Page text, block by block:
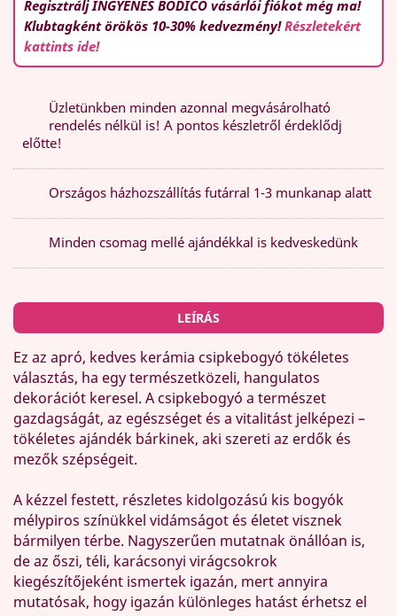
Regisztrálj INGYENES BODICO vásárlói fiókot még ma!
Klubtagként örökös 10-30% kedvezmény!Részletekért
kattints ide!
Üzletünkben minden azonnal megvásárolható
rendelés nélkül is! A pontos készletről érdeklődj
előtte!
Országos házhozszállítás futárral 1-3 munkanap alatt
Minden csomag mellé ajándékkal is kedveskedünk
LEÍRÁS
Ez az apró, kedves kerámia csipkebogyó tökéletes
választás, ha egy természetközeli, hangulatos
dekorációt keresel. A csipkebogyó a természet
gazdagságát, az egészséget és a vitalitást jelképezi –
tökéletes ajándék bárkinek, aki szereti az erdők és
mezők szépségeit.
A kézzel festett, részletes kidolgozású kis bogyók
mélypiros színükkel vidámságot és életet visznek
bármilyen térbe. Nagyszerűen mutatnak önállóan is,
de az őszi, téli, karácsonyi virágcsokrok
kiegészítőjeként ismertek igazán, mert annyira
mutatósak, hogy igazán különleges hatást érhetsz el